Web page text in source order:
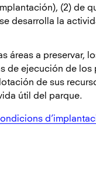
(2) de
desarrolla la
áreas a preservar,
de ejecución de los
de sus
útil del parque.